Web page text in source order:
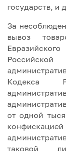
государств, и
За
вывоз
Кодекса
от одной
таковой